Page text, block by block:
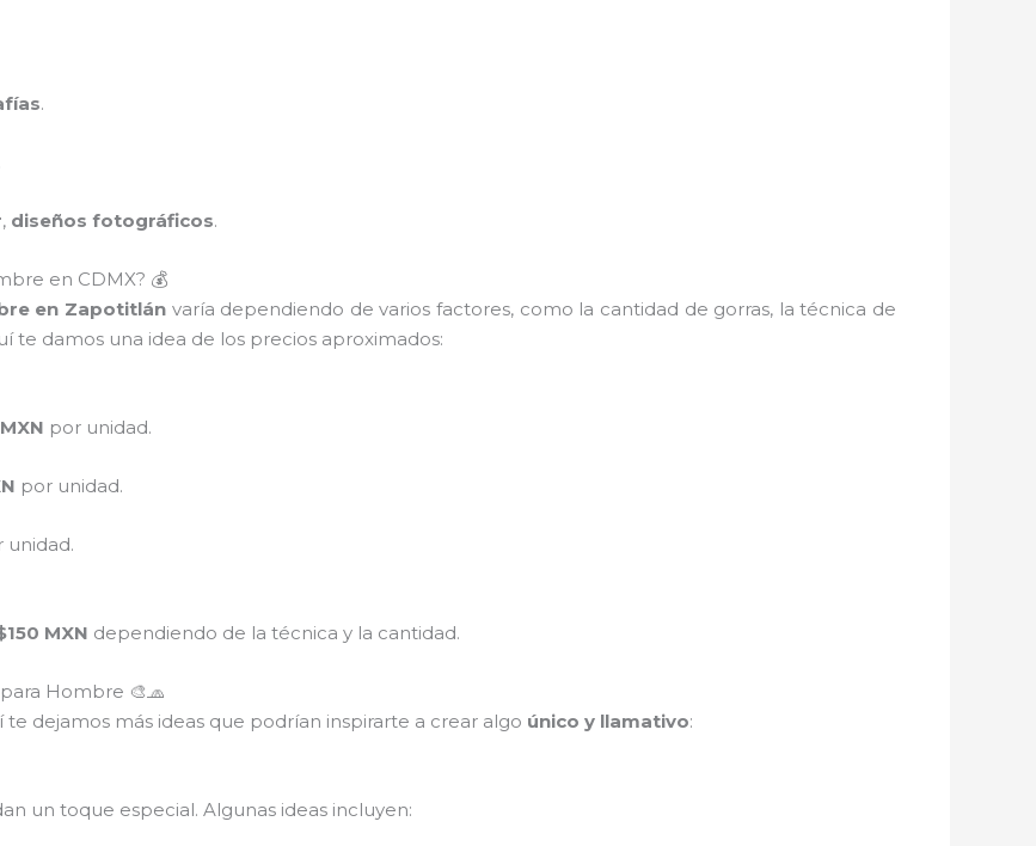
.
, diseños fotográficos.
en CDMX? 💰
en Zapotitlánvaría dependiendo de varios factores, como la cantidad de gorras, la técnica de
te damos una idea de los precios aproximados:
por unidad.
por unidad.
unidad.
MXN dependiendo de la técnica y la cantidad.
Hombre 🎨🧢
dejamos más ideas que podrían inspirarte a crear algo único y llamativo:
un toque especial. Algunas ideas incluyen: